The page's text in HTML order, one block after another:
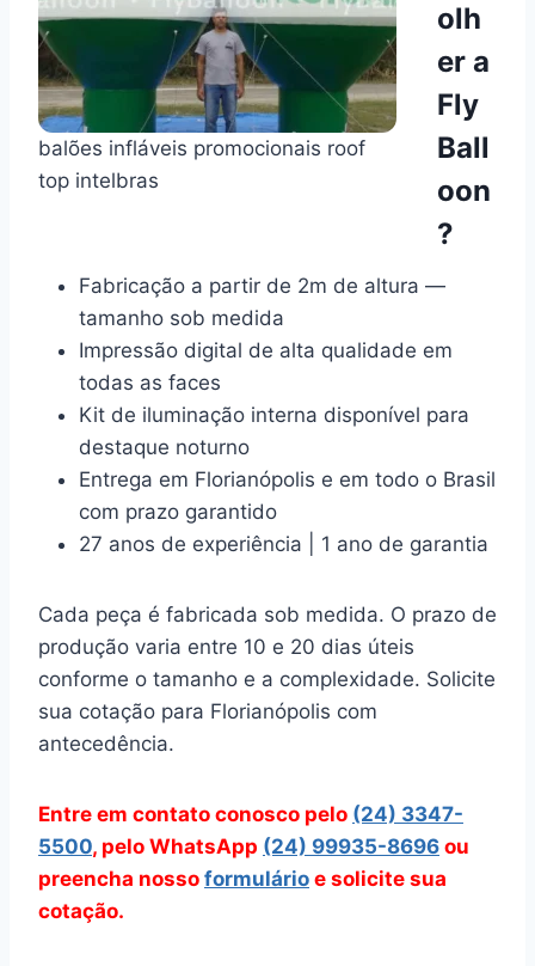
balões infláveis promocionais roof
top intelbras
olh
er a
Fly
Ball
oon
?
Fabricação a partir de 2m de altura —
tamanho sob medida
Impressão digital de alta qualidade em
todas as faces
Kit de iluminação interna disponível para
destaque noturno
Entrega em Florianópolis e em todo o Brasil
com prazo garantido
27 anos de experiência | 1 ano de garantia
Cada peça é fabricada sob medida. O prazo de
produção varia entre 10 e 20 dias úteis
conforme o tamanho e a complexidade. Solicite
sua cotação para Florianópolis com
antecedência.
Entre em contato conosco pelo (24) 3347-
5500, pelo WhatsApp (24) 99935-8696 ou
preencha nosso formulário e solicite sua
cotação.